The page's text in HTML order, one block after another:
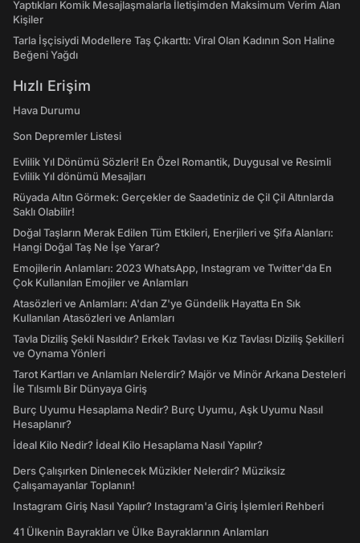
Yaptıkları Komik Mesajlaşmalarla İletişimden Maksimum Verim Alan
Kişiler
Tarla İşçisiydi Modellere Taş Çıkarttı: Viral Olan Kadının Son Haline
Beğeni Yağdı
Hızlı Erişim
Hava Durumu
Son Depremler Listesi
Evlilik Yıl Dönümü Sözleri! En Özel Romantik, Duygusal ve Resimli
Evlilik Yıl dönümü Mesajları
Rüyada Altın Görmek: Gerçekler de Saadetiniz de Çil Çil Altınlarda
Saklı Olabilir!
Doğal Taşların Merak Edilen Tüm Etkileri, Enerjileri ve Şifa Alanları:
Hangi Doğal Taş Ne İşe Yarar?
Emojilerin Anlamları: 2023 WhatsApp, Instagram ve Twitter'da En
Çok Kullanılan Emojiler ve Anlamları
Atasözleri ve Anlamları: A'dan Z'ye Gündelik Hayatta En Sık
Kullanılan Atasözleri ve Anlamları
Tavla Diziliş Şekli Nasıldır? Erkek Tavlası ve Kız Tavlası Diziliş Şekilleri
ve Oynama Yönleri
Tarot Kartları ve Anlamları Nelerdir? Majör ve Minör Arkana Desteleri
İle Tılsımlı Bir Dünyaya Giriş
Burç Uyumu Hesaplama Nedir? Burç Uyumu, Aşk Uyumu Nasıl
Hesaplanır?
İdeal Kilo Nedir? İdeal Kilo Hesaplama Nasıl Yapılır?
Ders Çalışırken Dinlenecek Müzikler Nelerdir? Müziksiz
Çalışamayanlar Toplanın!
Instagram Giriş Nasıl Yapılır? Instagram'a Giriş İşlemleri Rehberi
41 Ülkenin Bayrakları ve Ülke Bayraklarının Anlamları